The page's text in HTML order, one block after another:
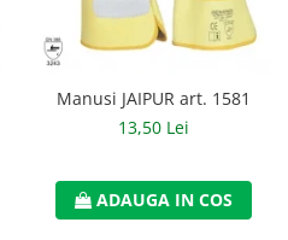
Manusi JAIPUR art. 1581
13,50 Lei
ADAUGA IN COS